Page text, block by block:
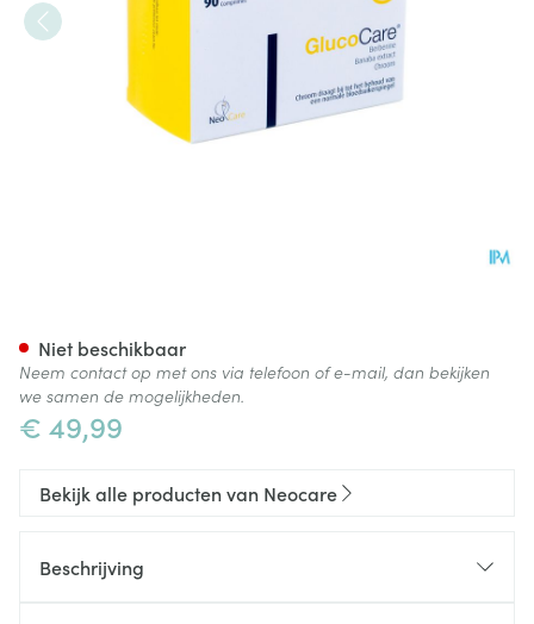
€ 49,99
Niet beschikbaar
Neem contact op met ons via telefoon of e-mail, dan bekijken
we samen de mogelijkheden.
Bekijk alle producten van Neocare
Beschrijving